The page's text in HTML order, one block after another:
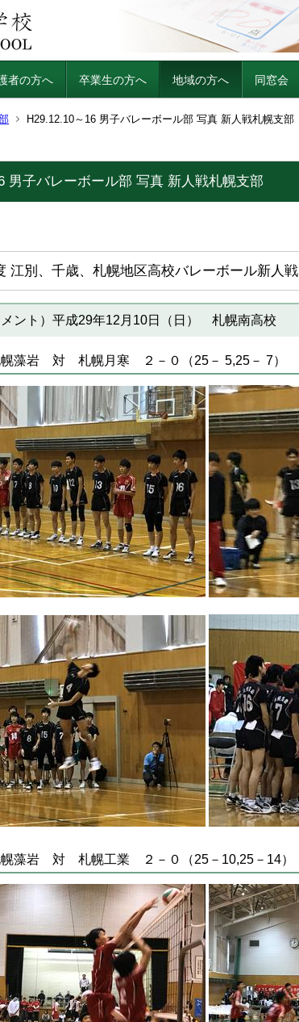
者の方へ 卒業生の方へ 地域の方へ 同窓会
H29.12.10～16 男子バレーボール部 写真 新人戦札幌支部
男子バレーボール部 写真 新人戦札幌支部
江別、千歳、札幌地区高校バレーボール新人戦
メント）平成29年12月10日（日） 札幌南高校
岩 対 札幌月寒 ２－０（25－ 5,25－ 7）
岩 対 札幌工業 ２－０（25－10,25－14）